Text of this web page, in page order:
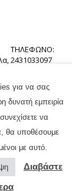
ΤΗΛΈΦΩΝΟ:
2431033097
Designed By
για να σας
δυνατή εμπειρία
να
θα υποθέσουμε
με αυτό.
Διαβάστε